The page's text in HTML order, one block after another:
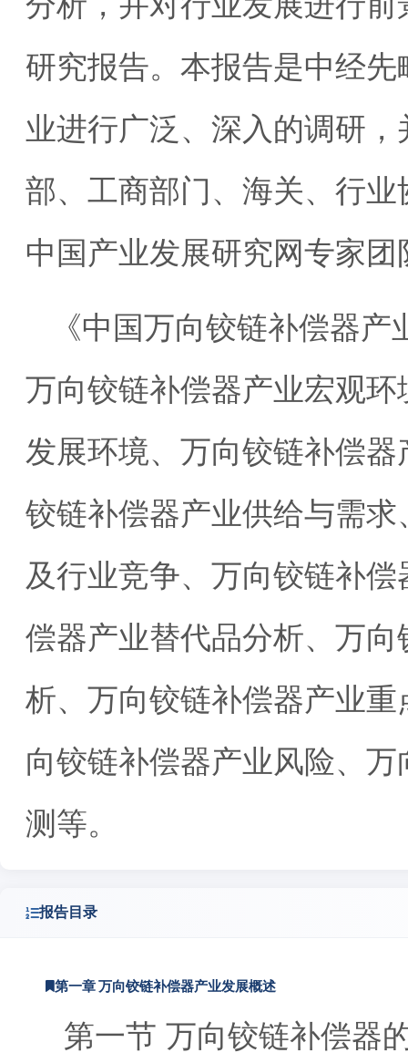
研究报告。本报告是中经
业进行广泛、深入的调研
部、工商部门、海关、行
中国产业发展研究网专家
《中国万向铰链补偿器
万向铰链补偿器产业宏观
发展环境、万向铰链补偿
铰链补偿器产业供给与需
及行业竞争、万向铰链补
偿器产业替代品分析、万
析、万向铰链补偿器产业
向铰链补偿器产业风险、
测等。
报告目录
第一章 万向铰链补偿器产业发展概述
第一节 万向铰链补偿器